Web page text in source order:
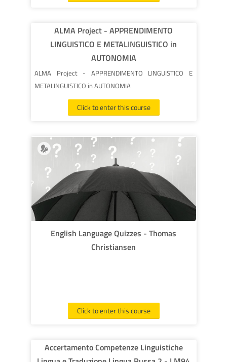
ALMA Project - APPRENDIMENTO
LINGUISTICO E METALINGUISTICO in
AUTONOMIA
ALMA Project - APPRENDIMENTO LINGUISTICO E
METALINGUISTICO in AUTONOMIA
Click to enter this course
English Language Quizzes - Thomas
Christiansen
Click to enter this course
Accertamento Competenze Linguistiche